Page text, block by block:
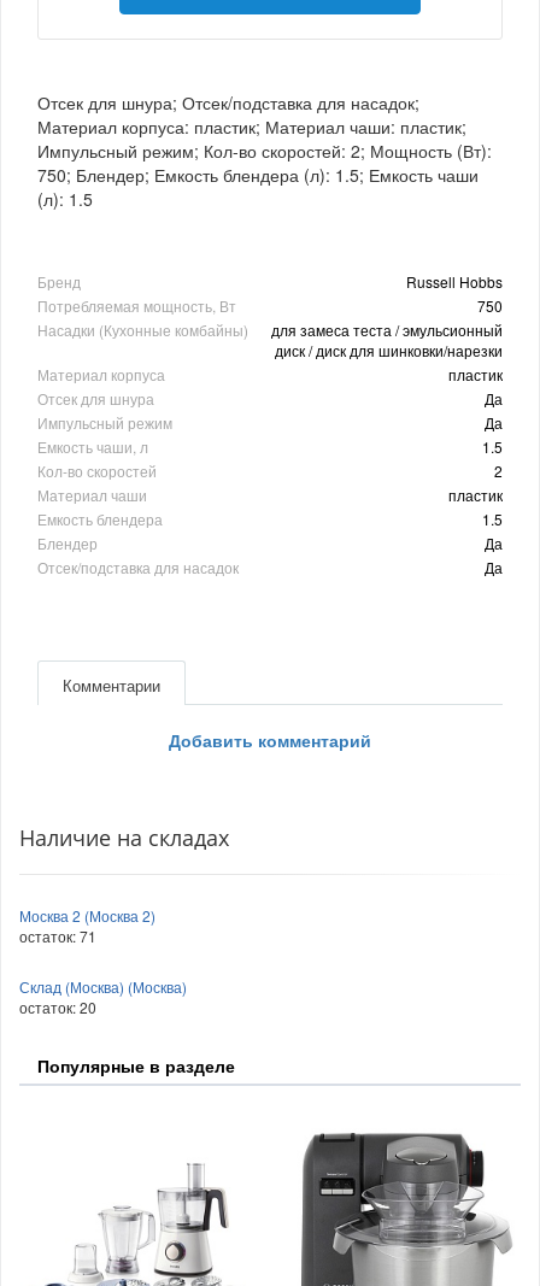
Отсек для шнура; Отсек/подставка для насадок;
Материал корпуса: пластик; Материал чаши: пластик;
Импульсный режим; Кол-во скоростей: 2; Мощность (Вт):
750; Блендер; Емкость блендера (л): 1.5; Емкость чаши
(л): 1.5
Бренд
Russell Hobbs
Потребляемая мощность, Вт
750
Насадки (Кухонные комбайны)
для замеса теста / эмульсионный
диск / диск для шинковки/нарезки
Материал корпуса
пластик
Отсек для шнура
Да
Импульсный режим
Да
Емкость чаши, л
1.5
Кол-во скоростей
2
Материал чаши
пластик
Емкость блендера
1.5
Блендер
Да
Отсек/подставка для насадок
Да
Комментарии
Добавить комментарий
Наличие на складах
Москва 2 (Москва 2)
остаток:71
Склад (Москва) (Москва)
остаток:20
Популярные в разделе